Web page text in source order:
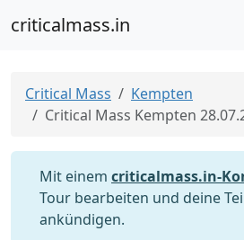
criticalmass.in
Critical Mass
Kempten
Critical Mass Kempten
Mit einem criticalmass.in-
Tour bearbeiten und deine
ankündigen.